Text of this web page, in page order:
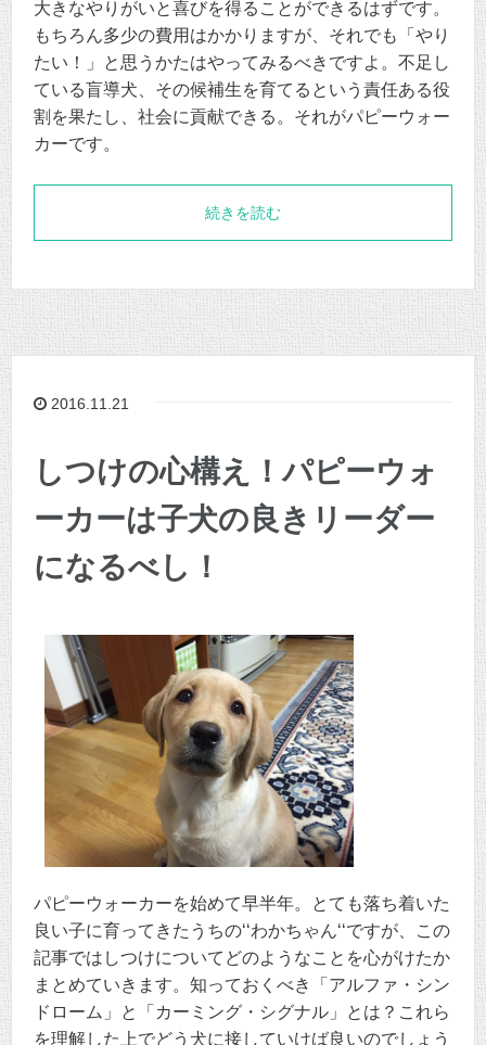
大きなやりがいと喜びを得ることができるはずです。
もちろん多少の費用はかかりますが、それでも「やり
たい！」と思うかたはやってみるべきですよ。不足し
ている盲導犬、その候補生を育てるという責任ある役
割を果たし、社会に貢献できる。それがパピーウォー
カーです。
続きを読む
2016.11.21
しつけの心構え！パピーウォ
ーカーは子犬の良きリーダー
になるべし！
パピーウォーカーを始めて早半年。とても落ち着いた
良い子に育ってきたうちの‘‘わかちゃん‘‘ですが、この
記事ではしつけについてどのようなことを心がけたか
まとめていきます。知っておくべき「アルファ・シン
ドローム」と「カーミング・シグナル」とは？これら
を理解した上でどう犬に接していけば良いのでしょう